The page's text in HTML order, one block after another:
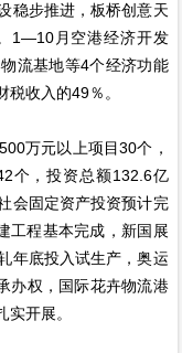
稳步推进，板桥创意天
1—10月空港经济开发
流基地等4个经济功能
收入的49％。
万元以上项目30个，
个，投资总额132.6亿
会固定资产投资预计完
工程基本完成，新国展
年底投入试生产，奥运
办权，国际花卉物流港
开展。